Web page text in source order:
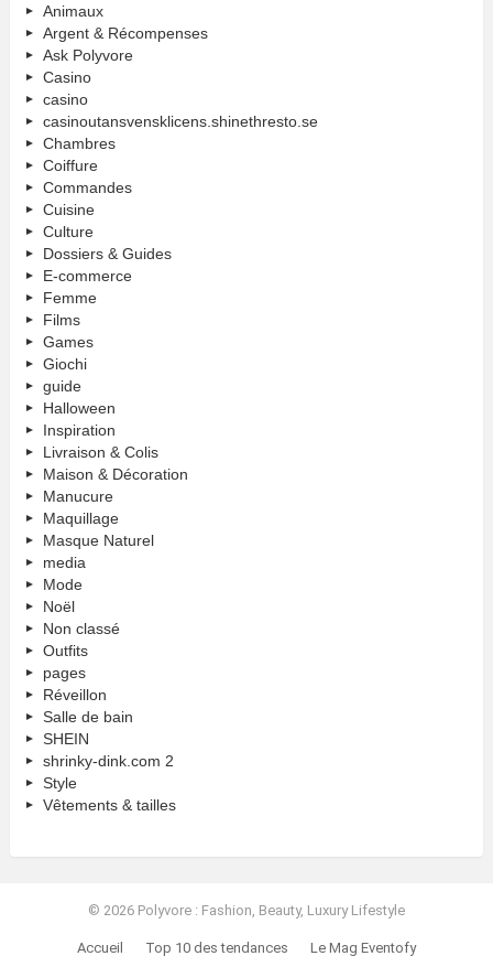
Animaux
Argent & Récompenses
Ask Polyvore
Casino
casino
casinoutansvensklicens.shinethresto.se
Chambres
Coiffure
Commandes
Cuisine
Culture
Dossiers & Guides
E-commerce
Femme
Films
Games
Giochi
guide
Halloween
Inspiration
Livraison & Colis
Maison & Décoration
Manucure
Maquillage
Masque Naturel
media
Mode
Noël
Non classé
Outfits
pages
Réveillon
Salle de bain
SHEIN
shrinky-dink.com 2
Style
Vêtements & tailles
© 2026 Polyvore : Fashion, Beauty, Luxury Lifestyle
Accueil Top 10 des tendances Le Mag Eventofy